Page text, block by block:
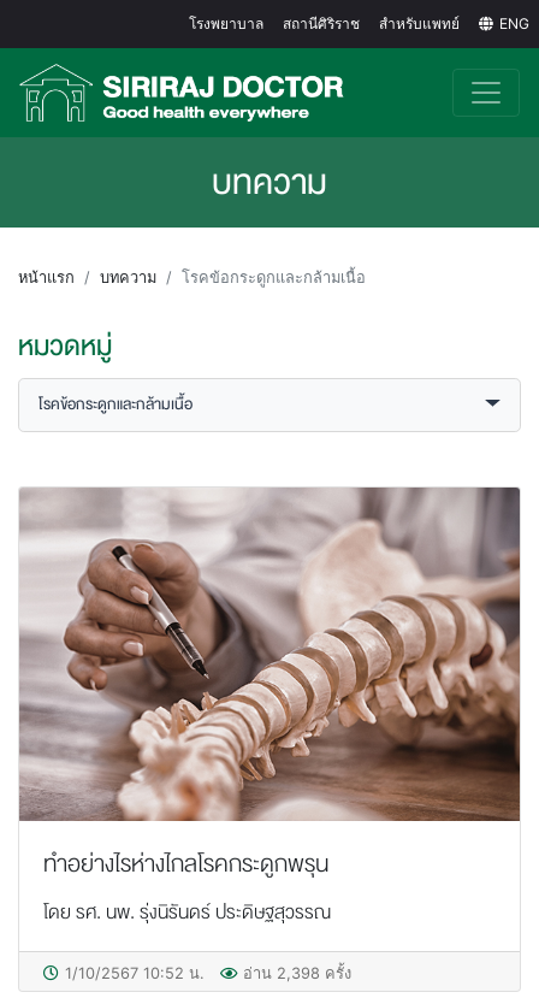
โรงพยาบาล สถานีศิริราช สำหรับแพทย์ ENG
บทความ
หน้าแรก บทความ โรคข้อกระดูกและกล้ามเนื้อ
หมวดหมู่
โรคข้อกระดูกและกล้ามเนื้อ
ทำอย่างไรห่างไกลโรคกระดูกพรุน
โดย รศ. นพ. รุ่งนิรันดร์ ประดิษฐสุวรรณ
1/10/2567 10:52 น. อ่าน 2,398 ครั้ง